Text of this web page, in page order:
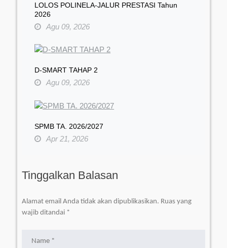
LOLOS POLINELA-JALUR PRESTASI Tahun
2026
Agu 09, 2026
D-SMART TAHAP 2
Agu 09, 2026
SPMB TA. 2026/2027
Apr 21, 2026
Tinggalkan Balasan
Alamat email Anda tidak akan dipublikasikan. Ruas yang
wajib ditandai *